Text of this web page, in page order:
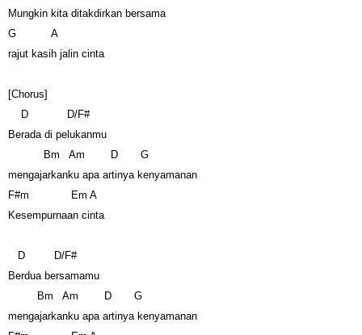
Mungkin kita ditakdirkan bersama
G A
rajut kasih jalin cinta
[Chorus]
D D/F#
Berada di pelukanmu
Bm Am D G
mengajarkanku apa artinya kenyamanan
F#m Em A
Kesempurnaan cinta
D D/F#
Berdua bersamamu
Bm Am D G
mengajarkanku apa artinya kenyamanan